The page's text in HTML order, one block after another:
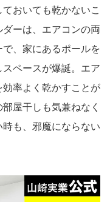
おいても乾かないこ
ーは、エアコンの両
、家にあるポールを
ペースが爆誕。エア
率よく乾かすことが
屋干しも気兼ねなく
も、邪魔にならない